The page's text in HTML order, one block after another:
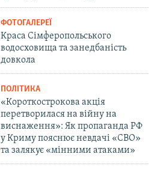
ФОТОГАЛЕРЕЇ
Краса Сімферопольського
водосховища та занедбаність
довкола
ПОЛІТИКА
«Короткострокова акція
перетворилася на війну на
виснаження»: Як пропаганда РФ
у Криму пояснює невдачі «СВО»
та залякує «мінними атаками»